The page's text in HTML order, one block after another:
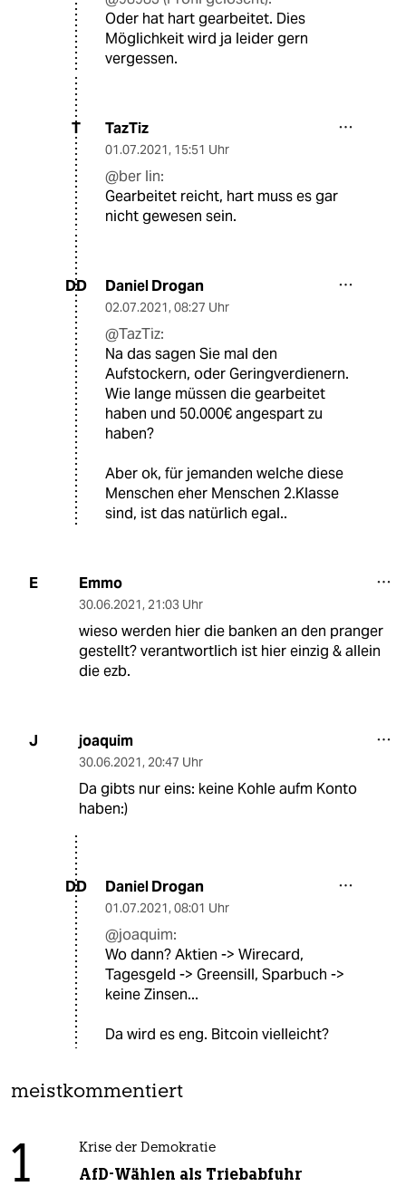
Oder hat hart gearbeitet. Dies
Möglichkeit wird ja leider gern
vergessen.
T TazTiz
01.07.2021, 15:51 Uhr
@ber lin:
Gearbeitet reicht, hart muss es gar
nicht gewesen sein.
DD Daniel Drogan
02.07.2021, 08:27 Uhr
@TazTiz:
Na das sagen Sie mal den
Aufstockern, oder Geringverdienern.
Wie lange müssen die gearbeitet
haben und 50.000€ angespart zu
haben?
Aber ok, für jemanden welche diese
Menschen eher Menschen 2.Klasse
sind, ist das natürlich egal..
E Emmo
30.06.2021, 21:03 Uhr
wieso werden hier die banken an den pranger
gestellt? verantwortlich ist hier einzig & allein
die ezb.
J joaquim
30.06.2021, 20:47 Uhr
Da gibts nur eins: keine Kohle aufm Konto
haben:)
DD Daniel Drogan
01.07.2021, 08:01 Uhr
@joaquim:
Wo dann? Aktien -> Wirecard,
Tagesgeld -> Greensill, Sparbuch ->
keine Zinsen...
Da wird es eng. Bitcoin vielleicht?
meistkommentiert
1 Krise der Demokratie
AfD-Wählen als Triebabfuhr